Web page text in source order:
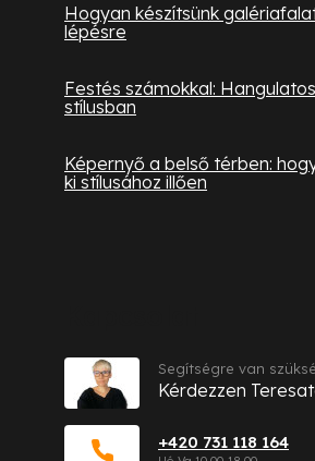
Hogyan készítsünk
lépésre
Festés számokkal:
stílusban
Képernyő a belső térben:
ki stílusához illően
+420 731 118 164
Segítségre van
Kérdezzen